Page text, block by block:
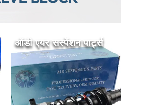
ऑडी एयर सस्पेंशन पार्ट्स